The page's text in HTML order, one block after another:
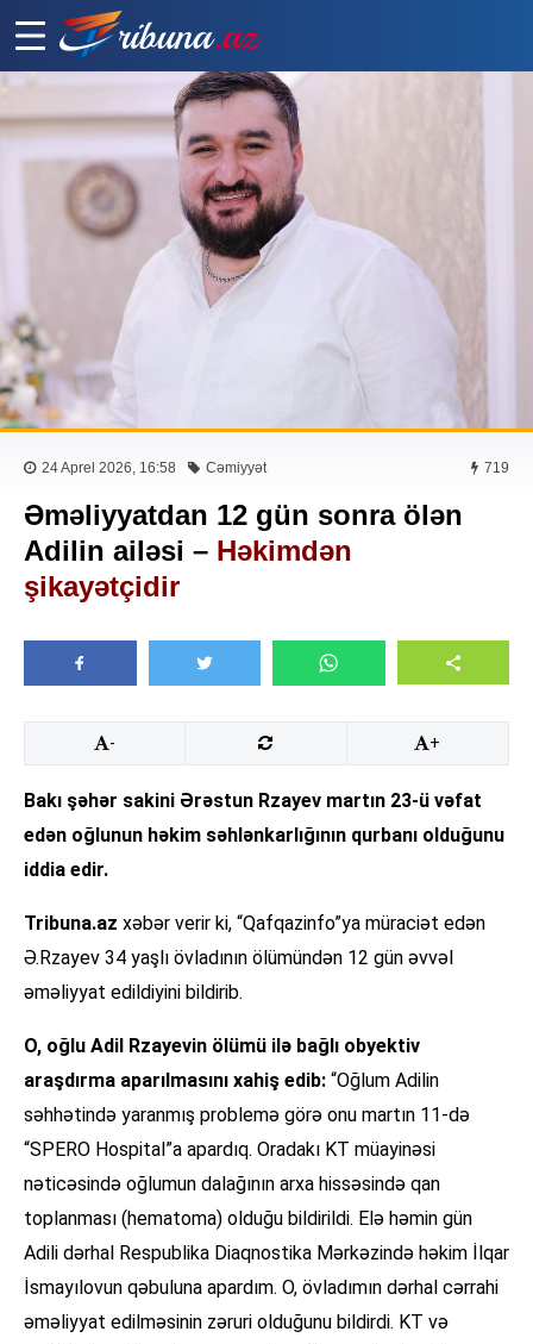
24 Aprel 2026, 16:58 Cəmiyyət 719
Əməliyyatdan 12 gün sonra ölən
Adilin ailəsi – Həkimdən
şikayətçidir
- +
Bakı şəhər sakini Ərəstun Rzayev martın 23-ü vəfat
edən oğlunun həkim səhlənkarlığının qurbanı olduğunu
iddia edir.
Tribuna.az xəbər verir ki, “Qafqazinfo”ya müraciət edən
Ə.Rzayev 34 yaşlı övladının ölümündən 12 gün əvvəl
əməliyyat edildiyini bildirib.
O, oğlu Adil Rzayevin ölümü ilə bağlı obyektiv
araşdırma aparılmasını xahiş edib: “Oğlum Adilin
səhhətində yaranmış problemə görə onu martın 11-də
“SPERO Hospital”a apardıq. Oradakı KT müayinəsi
nəticəsində oğlumun dalağının arxa hissəsində qan
toplanması (hematoma) olduğu bildirildi. Elə həmin gün
Adili dərhal Respublika Diaqnostika Mərkəzində həkim İlqar
İsmayılovun qəbuluna apardım. O, övladımın dərhal cərrahi
əməliyyat edilməsinin zəruri olduğunu bildirdi. KT və